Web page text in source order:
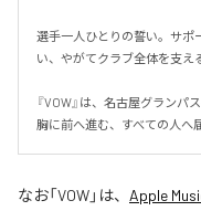
選手一人ひとりの誓い。サポ
い、やがてクラブ全体を支え
『VOW』は、名古屋グラン
胸に前へ進む、すべての人へ
なお「VOW」は、 Apple